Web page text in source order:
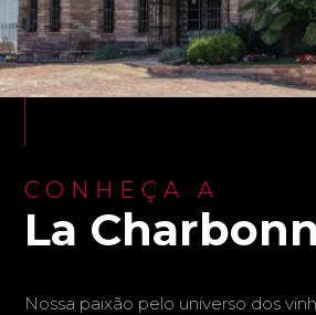
CONHEÇA A
La
Nossa paixão pelo universo dos